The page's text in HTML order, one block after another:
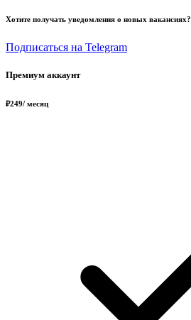
Хотите получать уведомления о новых вакансиях?
Подписаться на Telegram
Премиум аккаунт
₽249/ месяц